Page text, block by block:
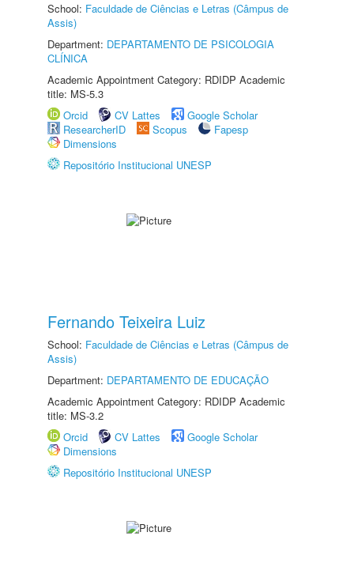
School: Faculdade de Ciências e Letras (Câmpus de
Assis)
Department: DEPARTAMENTO DE PSICOLOGIA
CLÍNICA
Academic Appointment Category: RDIDP Academic
title: MS-5.3
Orcid
CV Lattes
Google Scholar
ResearcherID
Scopus
Fapesp
Dimensions
Repositório Institucional UNESP
Fernando Teixeira Luiz
School: Faculdade de Ciências e Letras (Câmpus de
Assis)
Department: DEPARTAMENTO DE EDUCAÇÃO
Academic Appointment Category: RDIDP Academic
title: MS-3.2
Orcid
CV Lattes
Google Scholar
Dimensions
Repositório Institucional UNESP